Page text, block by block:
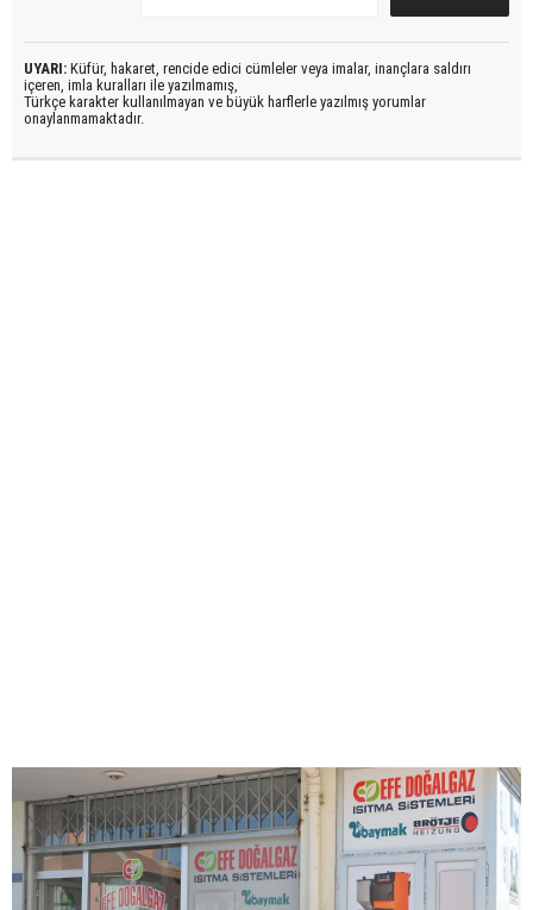
UYARI: Küfür, hakaret, rencide edici cümleler veya imalar, inançlara saldırı
içeren, imla kuralları ile yazılmamış,
Türkçe karakter kullanılmayan ve büyük harflerle yazılmış yorumlar
onaylanmamaktadır.